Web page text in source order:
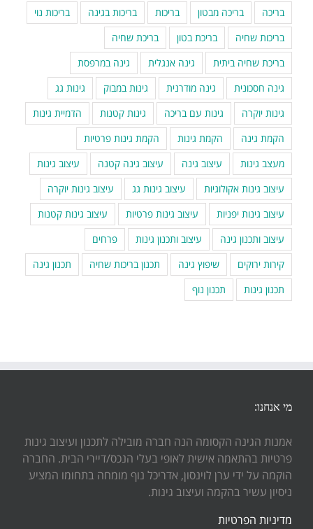
בריכה
בריכה מבטון בריכות בריכות בגינה
בריכות נוי
בריכות שחיה
בריכת בטון
בריכת שחיה
בריכת שחיה ביתית
גינה אנגלית
גינה במרפסת
גינה חסכונית
גינה מודרנית גינות במבוק
גינות גג
גינות יוקרה
גינות עם בריכה גינות קטנות
הדמיית גינות
הקמת גינה
הקמת גינות
הקמת גינות פרטיות
מעצב גינות
עיצוב גינה עיצוב גינה קטנה
עיצוב גינות
עיצוב גינות אקולוגיות
עיצוב גינות גג
עיצוב גינות יוקרה
עיצוב גינות יפניות
עיצוב גינות פרטיות
עיצוב גינות קטנות
עיצוב ותכנון גינה
עיצוב ותכנון גינות
פרחים
קירות ירוקים
שיפוץ גינה תכנון בריכות שחיה
תכנון גינה
תכנון גינות
תכנון נוף
מי אנחנו:
אמנות הגינה הקסומה הנה חברה מובילה לתכנון ועיצוב גינות
פרטיות בהתאמה אישית לאופי בעלי הנכס/דיירי הבית. החברה
הוקמה על ידי ערן לוינסון, אדריכל נוף מומחה בתחומו המציע
ניסיון עשיר בהקמה ועיצוב גינות.
מדיניות הפרטיות